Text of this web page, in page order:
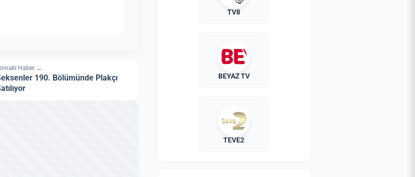
Haber →
190. Bölümünde Plakçı
TV8
BEYAZ TV
TEVE2